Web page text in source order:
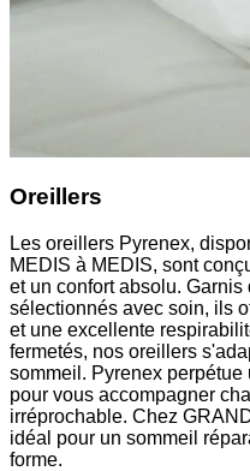
Oreillers
Les oreillers Pyrenex,
MEDIS à MEDIS, sont
et un confort absolu.
sélectionnés avec soin, ils
et une excellente
fermetés, nos oreillers
sommeil. Pyrenex
pour vous accompagner
irréprochable. Chez
idéal pour un sommeil
forme.